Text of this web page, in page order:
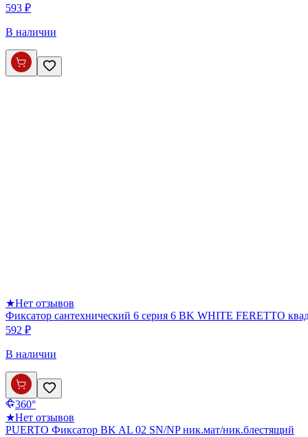
593 ₽
В наличии
★Нет отзывов
Фиксатор сантехнический 6 серия 6 BK WHITE FERETTO
592 ₽
В наличии
360°
★Нет отзывов
PUERTO Фиксатор BK AL 02 SN/NP ник.мат/ник.блестящий